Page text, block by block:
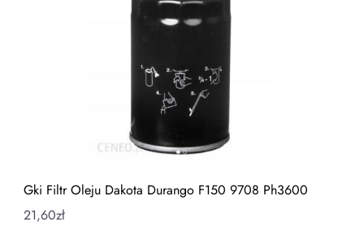
Gki Filtr Oleju Dakota Durango F150 9708 Ph3600
21,60zł